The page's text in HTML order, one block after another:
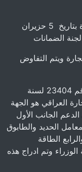
بواسطة المصرف العراقي للتجارة بتاريخ 5 حزيران
ويتم التفاوض
ويتم التقديم على هذا الضمانات وفق القانون قرار مجلس الوزراء رقم 23404 لسنة
العراقي هو الجهة
الجانب الأول
الحديد والطابوق
الطاقة
وتم ادراج هذه